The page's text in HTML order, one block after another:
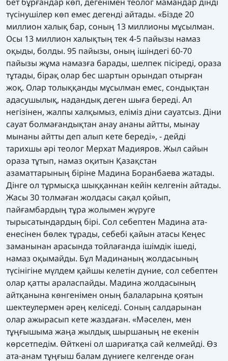
түсінушілер көп емес дегенді айтады. «Бізде 20
миллион халық бар, соның 13 миллионы мұсылман.
Осы 13 миллион халықтың тек 4-5 пайызы намаз
оқыды, болды. 95 пайызы, оның ішіндегі 60-70
пайызы жұма намазға барады, шелпек пісіреді, ораза
тұтады, бірақ олар бес шартын орындап отырған
жоқ. Олар толыққанды мұсылман емес, сондықтан
адасушылық, надандық деген шыға береді. Ал
негізінен, жалпы халқымыз, еліміз діни сауатсыз. Діни
сауат болмағандықтан анау ананы айтты, мынау
мынаны айтты деп алып кете береді», - дейді
тарихшы әрі теолог Мерхат Мадияров. Жыл сайын
ораза тұтып, намаз оқитын Қазақстан
азаматтарының біріне Мадина Боранбаева жатады.
Дінге ол тұрмысқа шыққаннан кейін келгенін айтады.
Жасы 30 толмаған жолдасы сақал қойып,
пайғамбардың тұра жолымен жүруге
тырысатындардың бірі. Сол себептен Мадина ата-
енесінен бөлек тұрады, себебі қайын атасы Кеңес
заманынан арасында тойлағанда ішімдік ішеді,
намаз оқымайды. Бұл Мадинаның жолдасының
түсінігіне мүлдем қайшы келетін дүние, сол себептен
олар қатты араласпайды. Мадина жолдасының
айтқанына көнгенімен оның балаларына қоятын
шектеулермен әрең келіседі. Соның салдарынан
олар ажырасып кете жаздаған. «Мәселен, мен
тұңғышыма жаңа жылдық шыршаның не екенін
көрсетпедім. Өйткені ол шариғатқа сай келмейді. Өз
ата-анам тұңғыш балам дүниеге келгенде оған